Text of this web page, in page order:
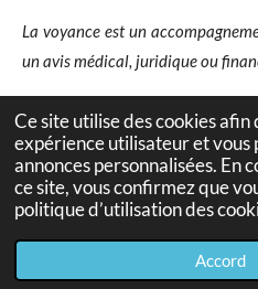
Ce site utilise des cookies
expérience utilisateur et vous
annonces personnalisées. En
ce site, vous confirmez que
politique d’utilisation des
Accord
La voyance est un
un avis médical, juridique ou
I
n
s
t
a
g
F
a
c
e
b
o
Carte